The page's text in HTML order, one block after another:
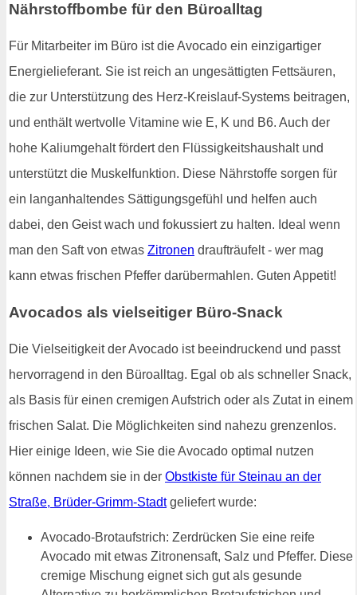
Nährstoffbombe für den Büroalltag
Für Mitarbeiter im Büro ist die Avocado ein einzigartiger
Energielieferant. Sie ist reich an ungesättigten Fettsäuren,
die zur Unterstützung des Herz-Kreislauf-Systems beitragen,
und enthält wertvolle Vitamine wie E, K und B6. Auch der
hohe Kaliumgehalt fördert den Flüssigkeitshaushalt und
unterstützt die Muskelfunktion. Diese Nährstoffe sorgen für
ein langanhaltendes Sättigungsgefühl und helfen auch
dabei, den Geist wach und fokussiert zu halten. Ideal wenn
man den Saft von etwas Zitronen draufträufelt - wer mag
kann etwas frischen Pfeffer darübermahlen. Guten Appetit!
Avocados als vielseitiger Büro-Snack
Die Vielseitigkeit der Avocado ist beeindruckend und passt
hervorragend in den Büroalltag. Egal ob als schneller Snack,
als Basis für einen cremigen Aufstrich oder als Zutat in einem
frischen Salat. Die Möglichkeiten sind nahezu grenzenlos.
Hier einige Ideen, wie Sie die Avocado optimal nutzen
können nachdem sie in der Obstkiste für Steinau an der
Straße, Brüder-Grimm-Stadtgeliefert wurde:
Avocado-Brotaufstrich: Zerdrücken Sie eine reife
Avocado mit etwas Zitronensaft, Salz und Pfeffer. Diese
cremige Mischung eignet sich gut als gesunde